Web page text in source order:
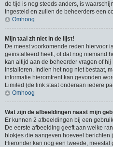
de tijd is nog steeds anders, is
ingesteld en zullen de beheerders een
Omhoog
Mijn taal zit niet in de lijst!
De meest voorkomende reden hiervoor
geïnstalleerd heeft, of dat nog niemand
kan altijd aan de beheerder vragen of
installeren. Indien het nog niet bestaat,
informatie hieromtrent kan gevonden
Limited (de link staat onderaan iedere
Omhoog
Wat zijn de afbeeldingen naast mijn
Er kunnen 2 afbeeldingen bij een
De eerste afbeelding geeft aan welke
blokjes die aangeven hoeveel berichten
Hieronder kan nog een tweede,